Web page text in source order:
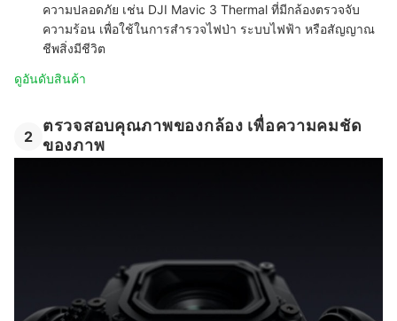
ความปลอดภัย เช่น DJI Mavic 3 Thermal ที่มีกล้องตรวจจับ
ความร้อน เพื่อใช้ในการสำรวจไฟป่า ระบบไฟฟ้า หรือสัญญาณ
ชีพสิ่งมีชีวิต
ดูอันดับสินค้า
2
ตรวจสอบคุณภาพของกล้อง เพื่อความคมชัด
ของภาพ